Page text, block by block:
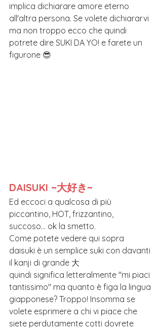
implica dichiarare amore eterno
all'altra persona. Se volete dichiararvi
ma non troppo ecco che quindi
potrete dire SUKI DA YO! e farete un
figurone 😎
DAISUKI ~大好き~
Ed eccoci a qualcosa di più
piccantino, HOT, frizzantino,
succoso... ok la smetto.
Come potete vedere qui sopra
daisuki è un semplice suki con davanti
il kanji di grande 大
quindi significa letteralmente "mi piaci
tantissimo" ma quanto è figa la lingua
giapponese? Troppo! Insomma se
volete esprimere a chi vi piace che
siete perdutamente cotti dovrete